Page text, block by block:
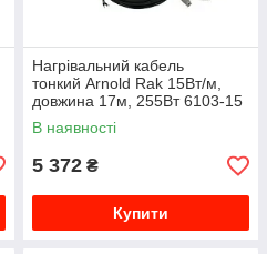
Нагрівальний кабель
тонкий Arnold Rak 15Вт/м,
довжина 17м, 255Вт 6103-15
EC
В наявності
5 372 ₴
Купити